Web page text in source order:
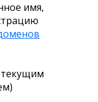
имя,
текущим